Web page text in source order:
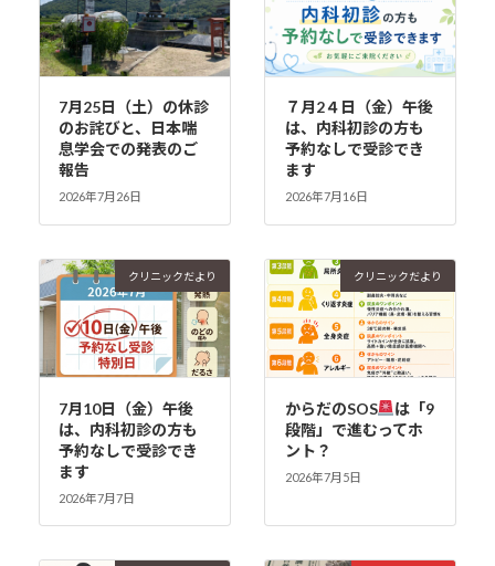
7月25日（土）の休診
のお詫びと、日本喘
息学会での発表のご
報告
2026年7月26日
７月2４日（金）午後
は、内科初診の方も
予約なしで受診でき
ます
2026年7月16日
クリニックだより
7月10日（金）午後
は、内科初診の方も
予約なしで受診でき
ます
2026年7月7日
クリニックだより
からだのSOS
は「9
段階」で進むってホ
ント？
2026年7月5日